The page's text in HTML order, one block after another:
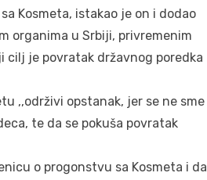
Kosmeta, istakao je on i dodao
organima u Srbiji, privremenim
je povratak državnog poredka
,,održivi opstanak, jer se ne sme
te da se pokuša povratak
o progonstvu sa Kosmeta i da